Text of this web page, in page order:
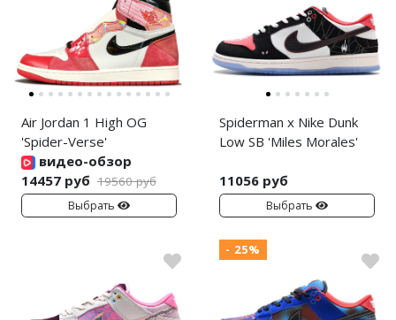
Air Jordan 1 High OG
'Spider-Verse'
видео-обзор
14457 руб 19560 руб
Выбрать
Spiderman x Nike Dunk
Low SB 'Miles Morales'
11056 руб
Выбрать
- 25%